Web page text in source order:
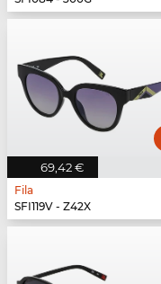
69,42 €
Fila
SFI119V - Z42X